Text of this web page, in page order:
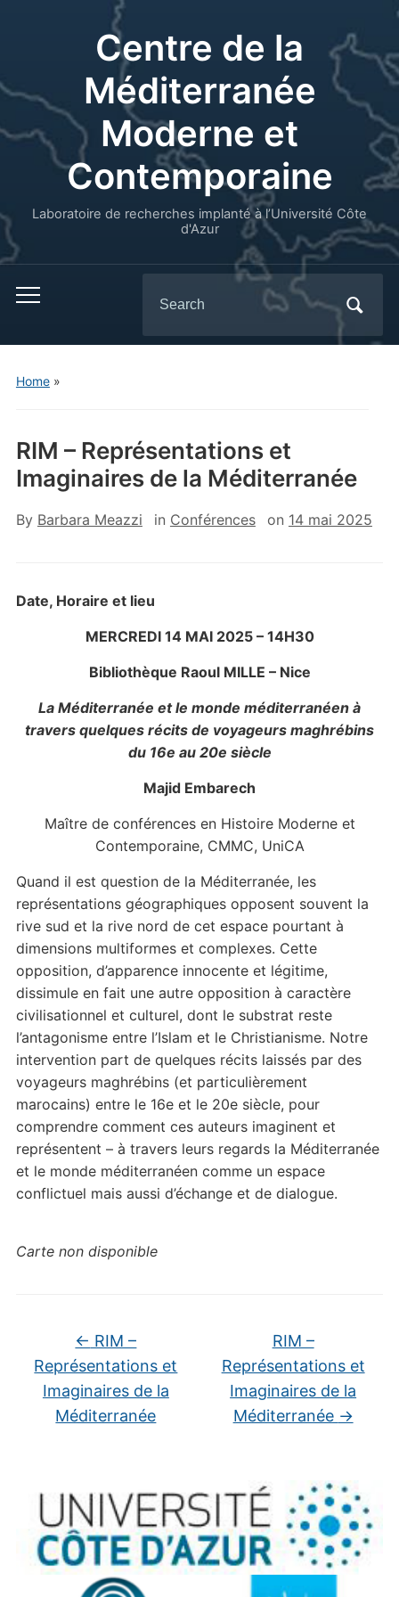
Centre de la
Méditerranée
Moderne et
Contemporaine
Laboratoire de recherches implanté à l’Université Côte
d'Azur
for:
Home»
RIM – Représentations et
Imaginaires de la Méditerranée
By Barbara Meazzi in Conférences on 14 mai 2025
Date, Horaire et lieu
MERCREDI 14 MAI 2025 – 14H30
Bibliothèque Raoul MILLE – Nice
La Méditerranée et le monde méditerranéen à
travers quelques récits de voyageurs maghrébins
du 16e au 20e siècle
Majid Embarech
Maître de conférences en Histoire Moderne et
Contemporaine, CMMC, UniCA
Quand il est question de la Méditerranée, les
représentations géographiques opposent souvent la
rive sud et la rive nord de cet espace pourtant à
dimensions multiformes et complexes. Cette
opposition, d’apparence innocente et légitime,
dissimule en fait une autre opposition à caractère
civilisationnel et culturel, dont le substrat reste
l’antagonisme entre l’Islam et le Christianisme. Notre
intervention part de quelques récits laissés par des
voyageurs maghrébins (et particulièrement
marocains) entre le 16e et le 20e siècle, pour
comprendre comment ces auteurs imaginent et
représentent – à travers leurs regards la Méditerranée
et le monde méditerranéen comme un espace
conflictuel mais aussi d’échange et de dialogue.
Carte non disponible
← RIM –
Représentations et
Imaginaires de la
Méditerranée
RIM –
Représentations et
Imaginaires de la
Méditerranée →